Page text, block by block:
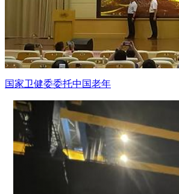
国家卫健委委托中国老年